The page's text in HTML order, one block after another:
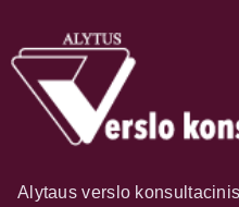
Alytaus verslo